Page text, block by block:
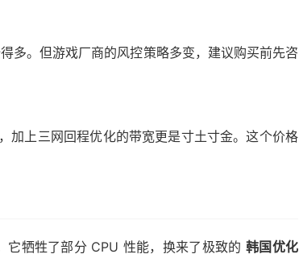
多。但游戏厂商的风控策略多变，建议购买前先咨
加上三网回程优化的带宽更是寸土寸金。这个价格
它牺牲了部分 CPU 性能，换来了极致的韩国优化